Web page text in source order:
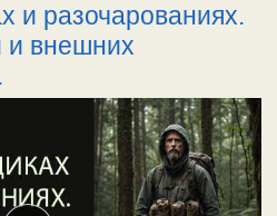
и разочарованиях.
и внешних